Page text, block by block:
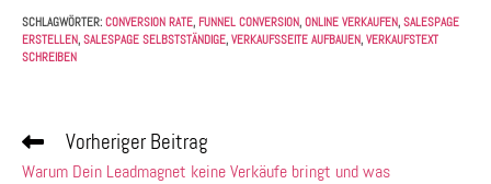
SCHLAGWÖRTER: CONVERSION RATE, FUNNEL CONVERSION, ONLINE VERKAUFEN, SALESPAGE
ERSTELLEN, SALESPAGE SELBSTSTÄNDIGE, VERKAUFSSEITE AUFBAUEN, VERKAUFSTEXT
SCHREIBEN
Vorheriger Beitrag
Warum Dein Leadmagnet keine Verkäufe bringt und was